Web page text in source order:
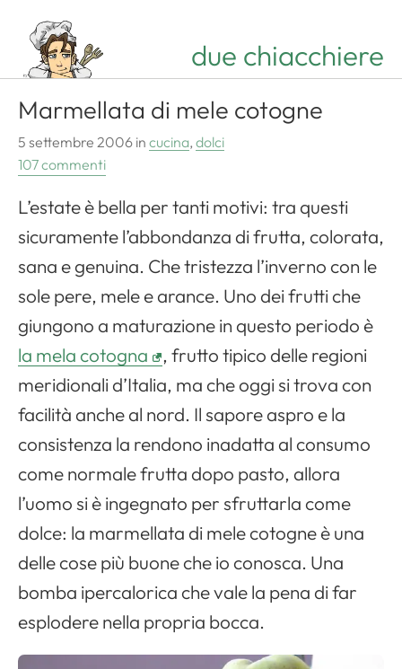
due chiacchiere
Marmellata di mele cotogne
5 settembre 2006 in cucina, dolci
107 commenti
L’estate è bella per tanti motivi: tra questi
sicuramente l’abbondanza di frutta, colorata,
sana e genuina. Che tristezza l’inverno con le
sole pere, mele e arance. Uno dei frutti che
giungono a maturazione in questo periodo è
la mela cotogna
, frutto tipico delle regioni
meridionali d’Italia, ma che oggi si trova con
facilità anche al nord. Il sapore aspro e la
consistenza la rendono inadatta al consumo
come normale frutta dopo pasto, allora
l’uomo si è ingegnato per sfruttarla come
dolce: la marmellata di mele cotogne è una
delle cose più buone che io conosca. Una
bomba ipercalorica che vale la pena di far
esplodere nella propria bocca.